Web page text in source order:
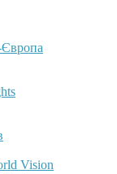
Європа
Vision